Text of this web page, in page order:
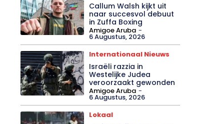
Callum Walsh kijkt uit
naar succesvol debuut
in Zuffa Boxing
Amigoe Aruba -
6 Augustus, 2026
Internationaal Nieuws
Israëli razzia in
Westelijke Judea
veroorzaakt gewonden
Amigoe Aruba -
6 Augustus, 2026
Lokaal